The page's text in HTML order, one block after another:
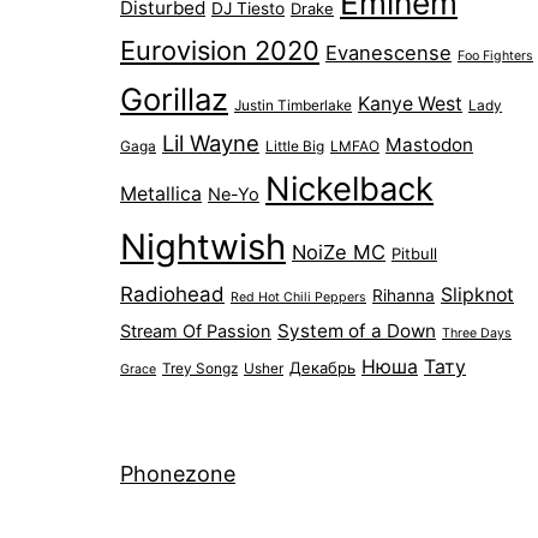
Disturbed DJ Tiesto Drake
Eurovision 2020 Evanescense Foo Fighters
Gorillaz Justin Timberlake Kanye West Lady
Gaga Lil Wayne Little Big LMFAO Mastodon
Metallica Ne-Yo Nickelback
Nightwish NoiZe MC Pitbull
Radiohead Red Hot Chili Peppers Rihanna Slipknot
Stream Of Passion System of a Down Three Days
Grace Trey Songz Usher Декабрь Нюша Тату
Phonezone